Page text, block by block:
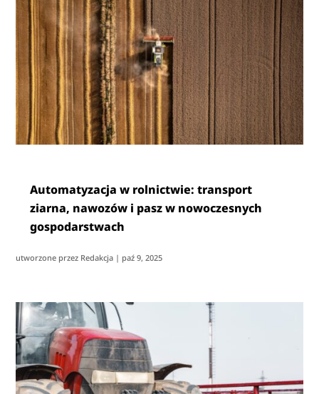
Automatyzacja w rolnictwie: transport
ziarna, nawozów i pasz w nowoczesnych
gospodarstwach
utworzone przez Redakcja | paź 9, 2025